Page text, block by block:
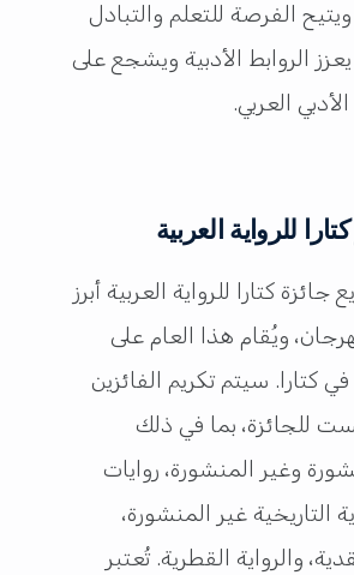
الفرصة للتعلم والتبادل
الروابط الأدبية ويشجع على
العربي.
للرواية العربية
كتارا للرواية العربية أبرز
ويُقام هذا العام على
كتارا. سيتم تكريم الفائزين
للجائزة، بما في ذلك
وغير المنشورة، روايات
التاريخية غير المنشورة،
والرواية القطرية. تُعتبر